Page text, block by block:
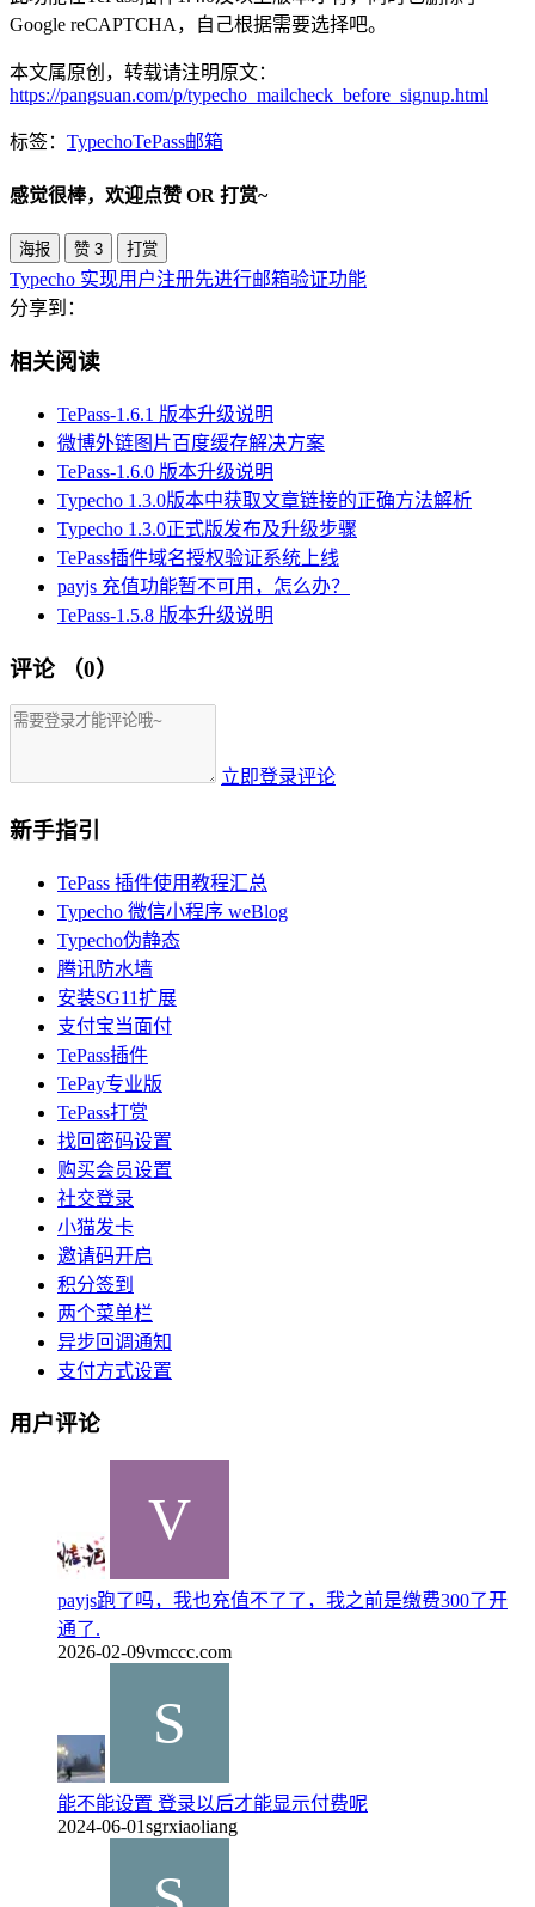
Google reCAPTCHA，自己根据需要选择吧。
本文属原创，转载请注明原文：
https://pangsuan.com/p/typecho_mailcheck_before_signup.html
标签： TypechoTePass邮箱
感觉很棒，欢迎点赞 OR 打赏~
海报 赞 3 打赏
Typecho 实现用户注册先进行邮箱验证功能
分享到：
相关阅读
TePass-1.6.1 版本升级说明
微博外链图片百度缓存解决方案
TePass-1.6.0 版本升级说明
Typecho 1.3.0版本中获取文章链接的正确方法解析
Typecho 1.3.0正式版发布及升级步骤
TePass插件域名授权验证系统上线
payjs 充值功能暂不可用，怎么办？
TePass-1.5.8 版本升级说明
评论 （0）
立即登录评论
新手指引
TePass 插件使用教程汇总
Typecho 微信小程序 weBlog
Typecho伪静态
腾讯防水墙
安装SG11扩展
支付宝当面付
TePass插件
TePay专业版
TePass打赏
找回密码设置
购买会员设置
社交登录
小猫发卡
邀请码开启
积分签到
两个菜单栏
异步回调通知
支付方式设置
用户评论
payjs跑了吗，我也充值不了了，我之前是缴费300了开
通了.
2026-02-09vmccc.com
能不能设置 登录以后才能显示付费呢
2024-06-01sgrxiaoliang